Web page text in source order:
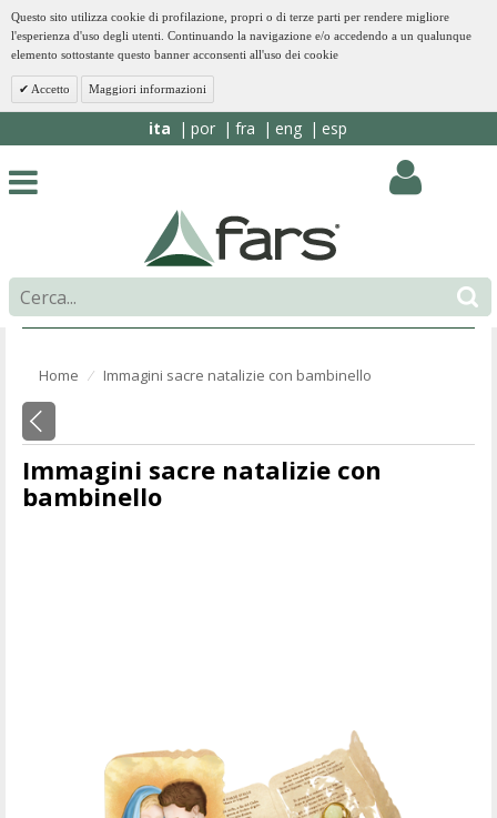
Questo sito utilizza cookie di profilazione, propri o di terze parti per rendere migliore
l'esperienza d'uso degli utenti. Continuando la navigazione e/o accedendo a un qualunque
elemento sottostante questo banner acconsenti all'uso dei cookie
Accetto Maggiori informazioni
ita por fra eng esp
Home ⁄ Immagini sacre natalizie con bambinello
Immagini sacre natalizie con
bambinello